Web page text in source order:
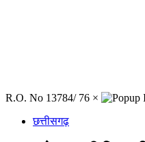
R.O. No 13784/ 76 ×
छत्तीसगढ़